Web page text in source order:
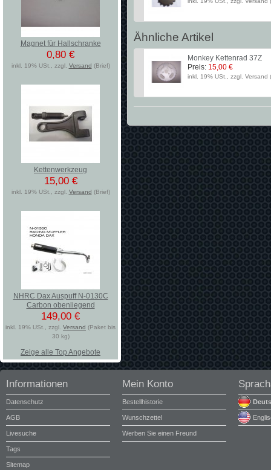
Ähnliche Artikel
Monkey Kettenrad 37Z
Preis: 15,00 €
inkl. 19% USt., zzgl. Versand
Magnet für Hallschranke
0,80 €
inkl. 19% USt., zzgl. Versand (Brief)
Kettenwerkzeug
15,00 €
inkl. 19% USt., zzgl. Versand (Brief)
NHRC Dax Auspuff N-0130C
Carbon obenliegend
149,00 €
inkl. 19% USt., zzgl. Versand (Paket bis
30 kg)
Zeige alle Top Angebote
Informationen
Datenschutz
AGB
Livesuche
Tags
Sitemap
Mein Konto
Bestellhistorie
Wunschzettel
Werben Sie einen Freund